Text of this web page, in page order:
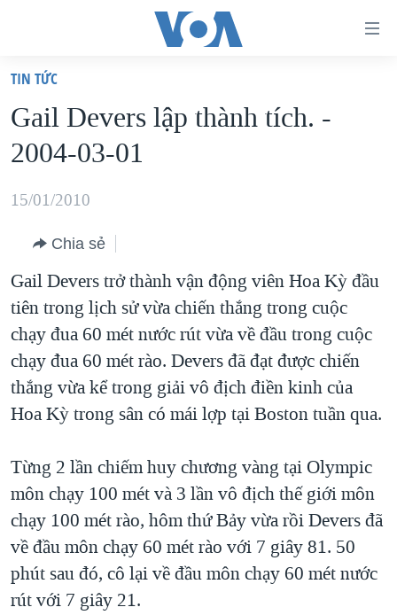
truy
cập
Tới
dung
chính
điều
hướng
chính
Đi
tới
"Tìm"
VIỆT NAM
HOA KỲ
BIỂN ĐÔNG
BLOG
DIỄN ĐÀN
MỤC
TỰ DO BÁO CHÍ
VẠCH TRẦN TIN GIẢ
NGƯỜI VIỆT HẢI NGOẠI
KINH TẾ
KHOA HỌC
SỨC KHOẺ
VĂN HOÁ
THỂ THAO
CHUYÊN ĐỀ
CHIẾN TRANH THƯƠNG MẠI CỦA MỸ: QUÁ KHỨ VÀ HIỆN
TẠI
MỘT NĂM CHIẾN TRANH TẠI DẢI GAZA
GIẢI MÃ VÀNH ĐAI & CON ĐƯỜNG
NGÀY TỊ NẠN THẾ GIỚI
TRỊNH VĨNH BÌNH - NGƯỜI HẠ 'BÊN THẮNG CUỘC'
GROUND ZERO – XƯA VÀ NAY
HỌC TIẾNG ANH
VIDEO
MẠNG XÃ HỘI
Ngôn ngữ khác
TIN TỨC
Gail Devers lập thành tích. -
2004-03-01
15/01/2010
Chia sẻ
Gail Devers trở thành vận động viên Hoa Kỳ đầu
tiên trong lịch sử vừa chiến thắng trong cuộc
chạy đua 60 mét nước rút vừa về đầu trong cuộc
chạy đua 60 mét rào. Devers đã đạt được chiến
thắng vừa kể trong giải vô địch điền kinh của
Hoa Kỳ trong sân có mái lợp tại Boston tuần qua.
Từng 2 lần chiếm huy chương vàng tại Olympic
môn chạy 100 mét và 3 lần vô địch thế giới môn
chạy 100 mét rào, hôm thứ Bảy vừa rồi Devers đã
về đầu môn chạy 60 mét rào với 7 giây 81. 50
phút sau đó, cô lại về đầu môn chạy 60 mét nước
rút với 7 giây 21.